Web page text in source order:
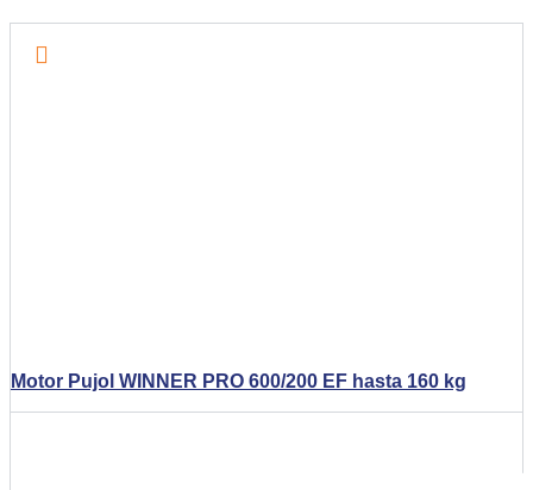
Motor Pujol WINNER PRO 600/200 EF hasta 160 kg